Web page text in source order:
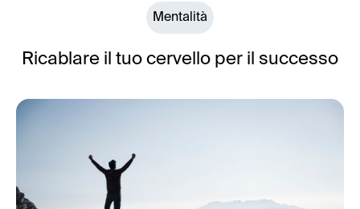
Mentalità
Ricablare il tuo cervello per il successo